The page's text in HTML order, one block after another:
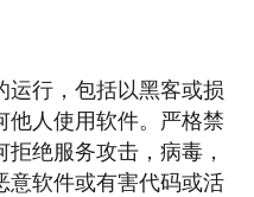
运行，包括以黑客或损
他人使用软件。严格禁
绝服务攻击，病毒，
意软件或有害代码或活